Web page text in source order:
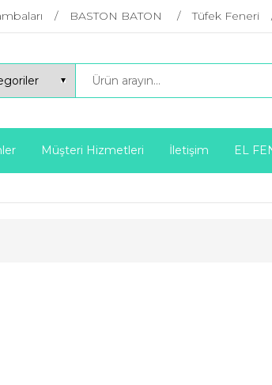
BASTON BATON Tüfek Feneri
Müşteri Hizmetleri İletişim EL